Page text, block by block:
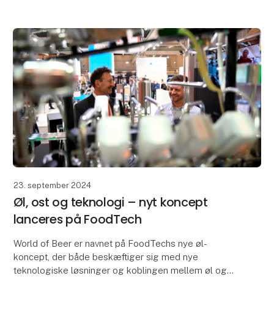
23. september 2024
Øl, ost og teknologi – nyt koncept
lanceres på FoodTech
World of Beer er navnet på FoodTechs nye øl-
koncept, der både beskæftiger sig med nye
teknologiske løsninger og koblingen mellem øl og